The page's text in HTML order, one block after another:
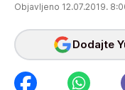
Objavljeno 12.07.2019.
Dodajte